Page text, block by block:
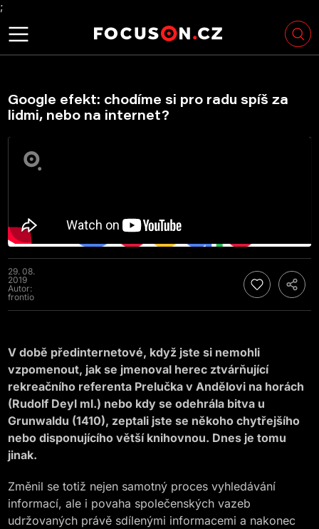
;
Google efekt: chodíme si pro radu spíš za
lidmi, nebo na internet?
29. 08.
2019
Autor:
frontio
V době předinternetové, když jste si nemohli
vzpomenout, jak se jmenoval herec ztvárňující
rekreačního referenta Prelučka v Andělovi na horách
(Rudolf Deyl ml.) nebo kdy se odehrála bitva u
Grunwaldu (1410), zeptali jste se někoho chytřejšího
nebo disponujícího větší knihovnou. Dnes je tomu
jinak.
Změnil se totiž nejen samotný proces vyhledávání
informací, ale i povaha společenských vazeb
udržovaných právě sdílenými informacemi a nakonec